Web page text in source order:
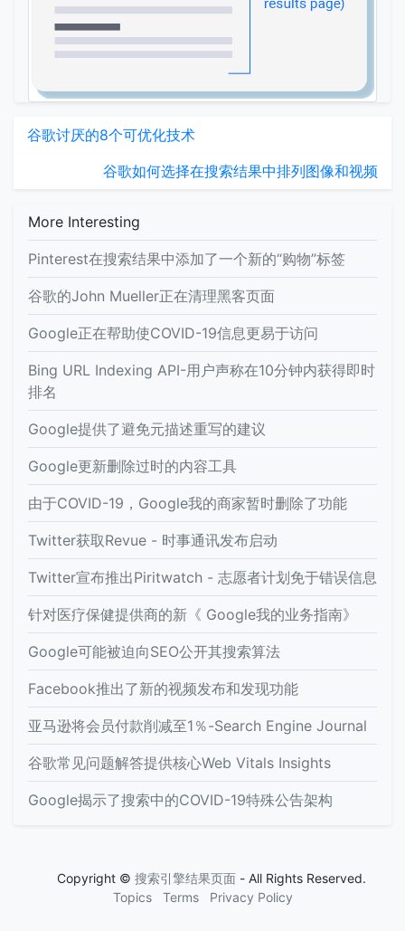
谷歌讨厌的8个可优化技术
谷歌如何选择在搜索结果中排列图像和视频
More Interesting
Pinterest在搜索结果中添加了一个新的“购物”标签
谷歌的John Mueller正在清理黑客页面
Google正在帮助使COVID-19信息更易于访问
Bing URL Indexing API-用户声称在10分钟内获得即时
排名
Google提供了避免元描述重写的建议
Google更新删除过时的内容工具
由于COVID-19，Google我的商家暂时删除了功能
Twitter获取Revue - 时事通讯发布启动
Twitter宣布推出Piritwatch - 志愿者计划免于错误信息
针对医疗保健提供商的新《 Google我的业务指南》
Google可能被迫向SEO公开其搜索算法
Facebook推出了新的视频发布和发现功能
亚马逊将会员付款削减至1％-Search Engine Journal
谷歌常见问题解答提供核心Web Vitals Insights
Google揭示了搜索中的COVID-19特殊公告架构
Copyright © 搜索引擎结果页面 - All Rights Reserved.
Topics
Terms Privacy Policy